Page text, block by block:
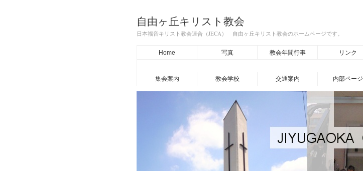
自由ヶ丘キリスト教会
日本福音キリスト教会連合（JECA） 自由ヶ丘キリスト教会のホームページです。
Home 写真 教会年間行事 リンク
集会案内
教会学校 交通案内 内部ページ